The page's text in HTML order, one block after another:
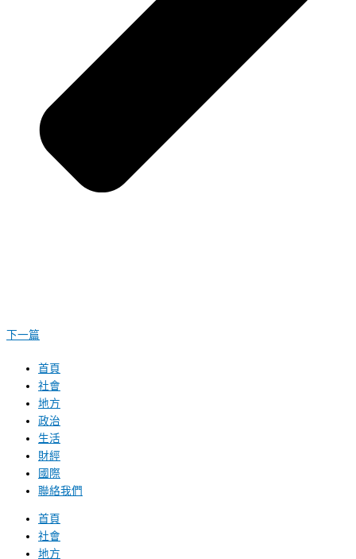
下一篇
首頁
社會
地方
政治
生活
財經
國際
聯絡我們
首頁
社會
地方